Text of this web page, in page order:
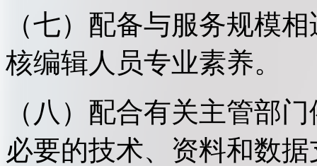
（七）配备与服务规模
核编辑人员专业素养。
（八）配合有关主管部
必要的技术、资料和数